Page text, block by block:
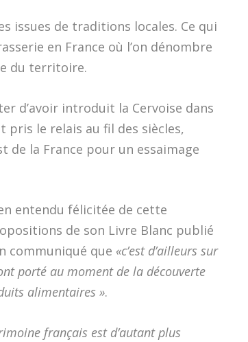
issues de traditions locales. Ce qui
en France où l’on dénombre
du territoire.
d’avoir introduit la Cervoise dans
pris le relais au fil des siècles,
de la France pour un essaimage
entendu félicitée de cette
de son Livre Blanc publié
communiqué que «c’est d’ailleurs sur
porté au moment de la découverte
alimentaires ».
français est d’autant plus